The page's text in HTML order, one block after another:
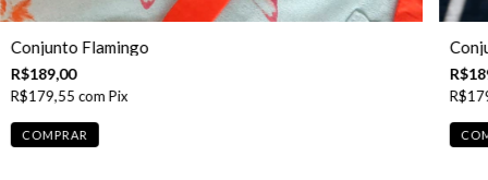
Conjunto Flamingo
R$189,00
R$179,55 com Pix
COMPRAR